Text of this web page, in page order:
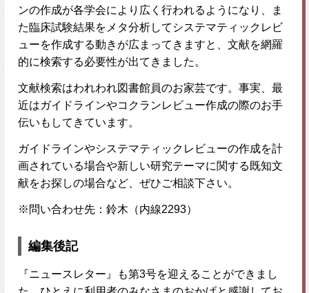
ンの作成が各学会により広く行われるようになり、ま
た臨床試験結果をメタ分析してシステマティックレビ
ューを作成する動きが広まってきますと、文献を網羅
的に検索する必要性が出てきました。
文献検索はわれわれ図書館員のお家芸です。事実、最
近はガイドラインやコクランレビュー作成の際のお手
伝いもしてきています。
ガイドラインやシステマティックレビューの作成を計
画されている場合や新しい研究テーマに関する既知文
献をお探しの場合など、ぜひご相談下さい。
※問い合わせ先：鈴木（内線2293）
編集後記
『ニュースレター』も第3号を迎えることができまし